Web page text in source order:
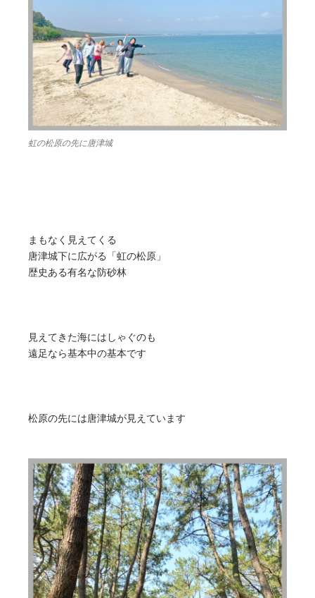
虹の松原の先に唐津城
まもなく見えてくる
唐津城下に広がる「虹の松原」
歴史ある有名な防砂林
見えてきた海にはしゃぐのも
遠足なら基本中の基本です
松原の先には唐津城が見えています